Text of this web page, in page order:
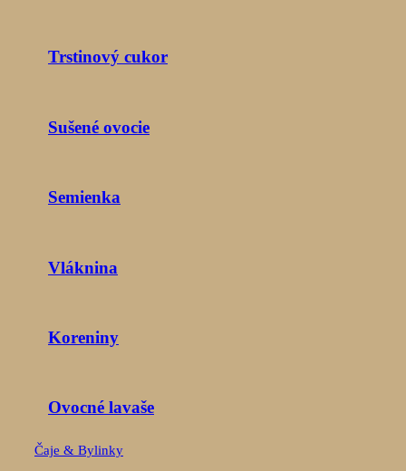
Trstinový cukor
Sušené ovocie
Semienka
Vláknina
Koreniny
Ovocné lavaše
Čaje & Bylinky